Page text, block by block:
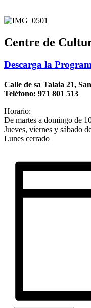
Centre de
Descarga la
Calle de sa Talaia 21,
Teléfono: 971 801 513
Horario:
De martes a domingo de
Jueves, viernes y sábado
Lunes cerrado